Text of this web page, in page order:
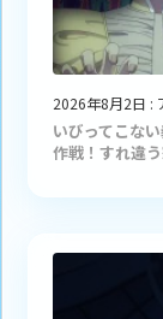
2026年8月2日 :
いびってこな
作戦！すれ違